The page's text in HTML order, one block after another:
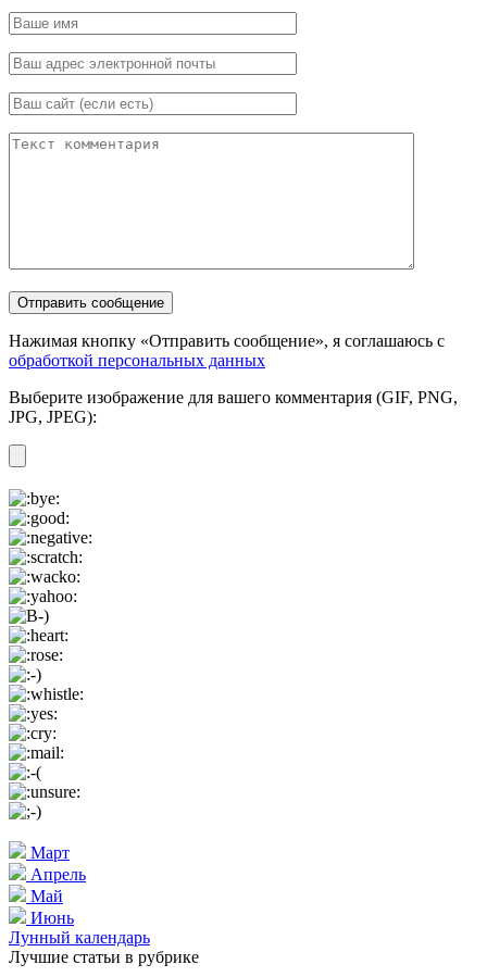
Нажимая кнопку «Отправить сообщение», я соглашаюсь с
обработкой персональных данных
Выберите изображение для вашего комментария (GIF, PNG,
JPG, JPEG):
Март
Апрель
Май
Июнь
Лунный календарь
Лучшие статьи в рубрике